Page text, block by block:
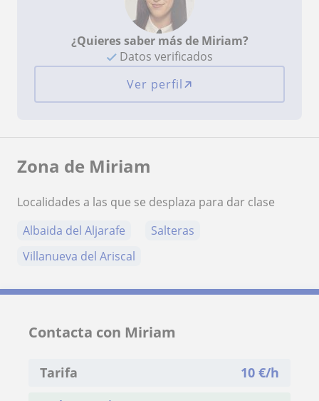
¿Quieres saber más de Miriam?
Datos verificados
Ver perfil
Zona de Miriam
Localidades a las que se desplaza para dar clase
Albaida del Aljarafe
Salteras
Villanueva del Ariscal
Contacta con Miriam
Tarifa 10 €/h